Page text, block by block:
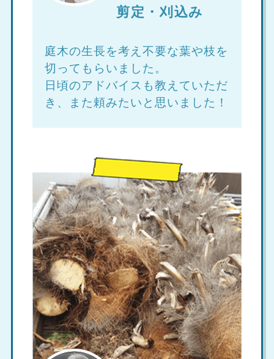
剪定・刈込み
庭木の生長を考え不要な葉や枝を
切ってもらいました。
日頃のアドバイスも教えていただ
き、また頼みたいと思いました！